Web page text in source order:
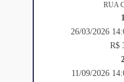
RUA
26/03/2026
R$
11/09/2026